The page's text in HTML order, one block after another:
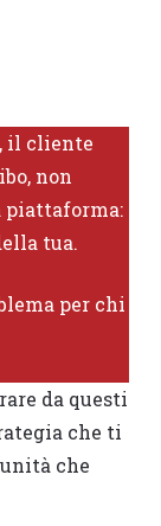
il cliente
non
piattaforma:
tua.
per chi
da questi
che ti
che